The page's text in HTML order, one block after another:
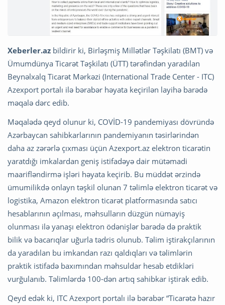
Xeberler.az bildirir ki, Birləşmiş Millətlər Təşkilatı (BMT) və
Ümumdünya Ticarət Təşkilatı (ÜTT) tərəfindən yaradılan
Beynəlxalq Ticarət Mərkəzi (International Trade Center - ITC)
Azexport portalı ilə bərabər həyata keçirilən layihə barədə
məqalə dərc edib.
Məqalədə qeyd olunur ki, COVİD-19 pandemiyası dövründə
Azərbaycan sahibkarlarının pandemiyanın təsirlərindən
daha az zərərlə çıxması üçün Azexport.az elektron ticarətin
yaratdığı imkalardan geniş istifadəyə dair mütəmadi
maarifləndirmə işləri həyata keçirib. Bu müddət ərzində
ümumilikdə onlayn təşkil olunan 7 təlimlə elektron ticarət və
logistika, Amazon elektron ticarət platformasında satıcı
hesablarının açılması, məhsulların düzgün nümayiş
olunması ilə yanaşı elektron ödənişlər barədə də praktik
bilik və bacarıqlar uğurla tədris olunub. Təlim iştirakçılarının
da yaradılan bu imkandan razı qaldıqları və təlimlərin
praktik istifadə baxımından məhsuldar hesab etdikləri
vurğulanıb. Təlimlərdə 100-dən artıq sahibkar iştirak edib.
Qeyd edək ki, ITC Azexport portalı ilə bərabər “Ticarətə hazır